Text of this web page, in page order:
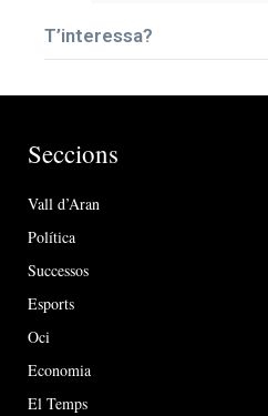
T’interessa?
Seccions
Vall d’Aran
Política
Successos
Esports
Oci
Economia
El Temps